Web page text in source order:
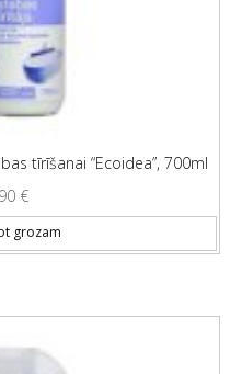
tīrīšanai “Ecoidea”, 700ml
€
grozam